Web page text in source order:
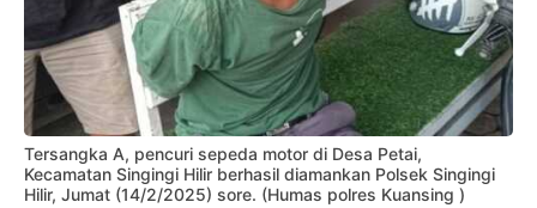
Tersangka A, pencuri sepeda motor di Desa Petai,
Kecamatan Singingi Hilir berhasil diamankan Polsek Singingi
Hilir, Jumat (14/2/2025) sore. (Humas polres Kuansing )